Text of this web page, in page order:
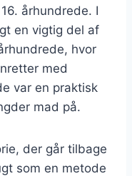
århundrede. I
en vigtig del af
hvor
med
var en praktisk
mad på.
der går tilbage
som en metode